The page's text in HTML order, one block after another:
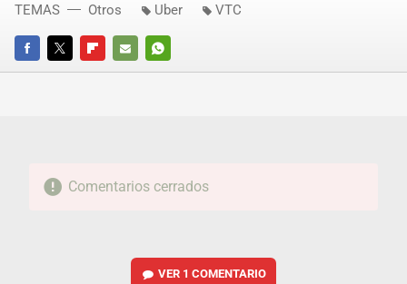
FACEBOOKTWITTERFLIPBOARD
E-
WHATSAPP
TEMAS Otros Uber VTC
Comentarios cerrados
VER 1 COMENTARIO